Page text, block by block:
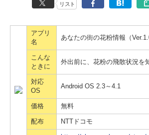
リスト
アプリ
名
あなたの街の花粉情報（
こんな
ときに
外出前に、花粉の飛散状況を
対応
OS
Android OS 2.3～4.1
価格 無料
配布 NTTドコモ